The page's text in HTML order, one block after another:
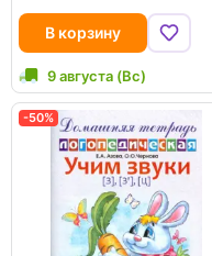
В корзину
9 августа (Вс)
-50%